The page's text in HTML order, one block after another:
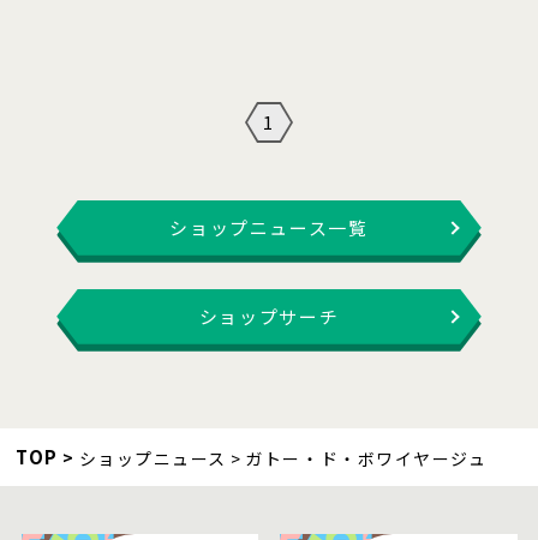
1
ショップニュース一覧
ショップサーチ
TOP ショップニュース ガトー・ド・ボワイヤージュ